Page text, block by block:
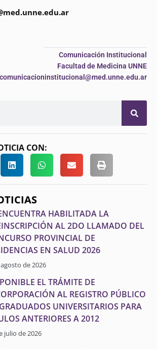
Comunicación Institucional
Facultad de Medicina UNNE
CON:
HABILITADA LA
AL 2DO LLAMADO DEL
PROVINCIAL DE
EN SALUD 2026
de 2026
EL TRÁMITE DE
AL REGISTRO PÚBLICO
UNIVERSITARIOS PARA
ANTERIORES A 2012
julio de 2026